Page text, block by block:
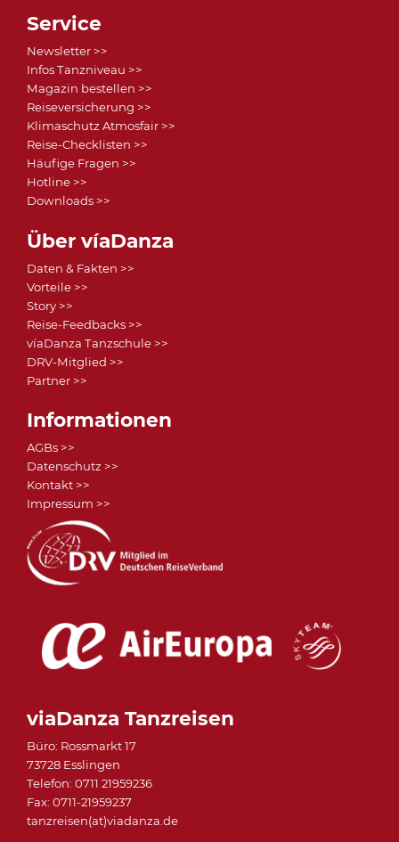
Service
Newsletter >>
Infos Tanzniveau >>
Magazin bestellen >>
Reiseversicherung >>
Klimaschutz Atmosfair >>
Reise-Checklisten >>
Häufige Fragen >>
Hotline >>
Downloads >>
Über víaDanza
Daten & Fakten >>
Vorteile >>
Story >>
Reise-Feedbacks >>
víaDanza Tanzschule >>
DRV-Mitglied >>
Partner >>
Informationen
AGBs >>
Datenschutz >>
Kontakt >>
Impressum >>
viaDanza Tanzreisen
Büro: Rossmarkt 17
73728 Esslingen
Telefon: 0711 21959236
Fax: 0711-21959237
tanzreisen(at)viadanza.de